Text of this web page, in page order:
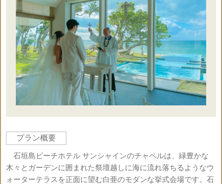
プラン概要
石垣島ビーチホテル サンシャインのチャペルは、緑豊かな
木々とガーデンに囲まれた祭壇越しに海に流れ落ちるようなウ
ォーターテラスを正面に望む白亜のモダンな挙式会場です。石